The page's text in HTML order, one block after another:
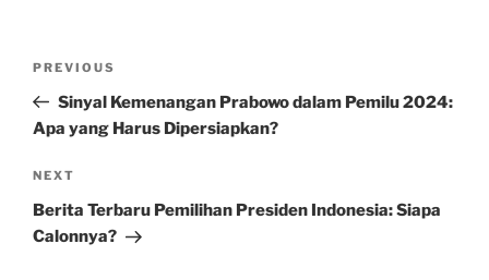
Previous
Post
PREVIOUS
Sinyal Kemenangan Prabowo dalam Pemilu 2024:
Apa yang Harus Dipersiapkan?
Next
Post
NEXT
Berita Terbaru Pemilihan Presiden Indonesia: Siapa
Calonnya?